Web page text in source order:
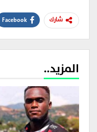
شارك Facebook
المزيد..